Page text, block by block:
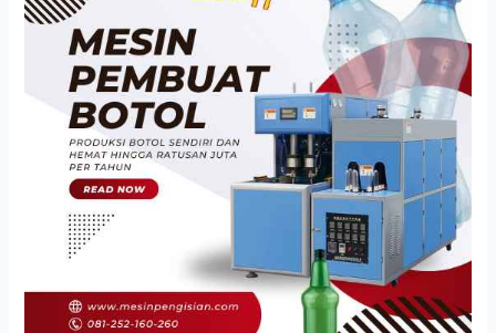
Pembuatan
hingga
Pengisiannya